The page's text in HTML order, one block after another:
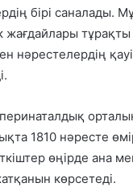
бірі саналады.
жағдайлары
нәрестелердің
1810 нәресте
өңірде ана
көрсетеді.